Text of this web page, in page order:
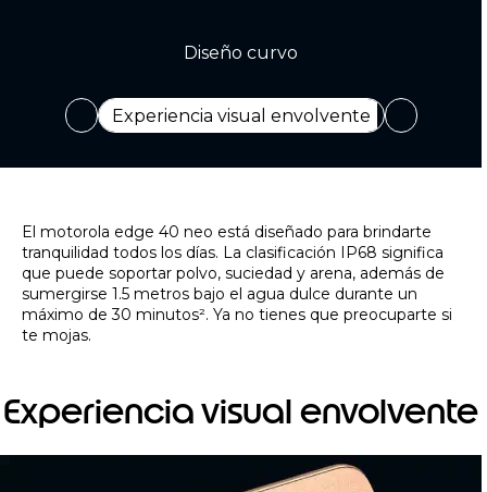
Diseño delgado y sofisticado
Increíblemente delgado
El motorola edge 40 neo está diseñado para brindarte
tranquilidad todos los días. La clasificación IP68 significa
que puede soportar polvo, suciedad y arena, además de
sumergirse 1.5 metros bajo el agua dulce durante un
máximo de 30 minutos². Ya no tienes que preocuparte si
te mojas.
Experiencia visual envolvente